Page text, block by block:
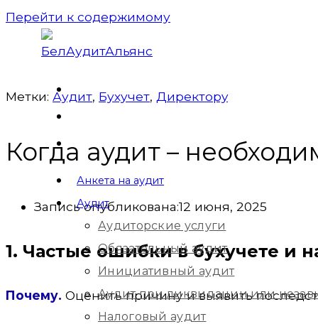
Перейти к содержимому
Анкета на аудит
Аудит
Аудиторские услуги
Обязательный аудит
Инициативный аудит
Аудит при ликвидации или
Налоговый аудит
Метки: Аудит, Бухучет, Директорy
Когда аудит –
Запись опубликована:12 июня, 2025
1. Частые ошибки в бухучете и
Почему. Оценить причину и выявить